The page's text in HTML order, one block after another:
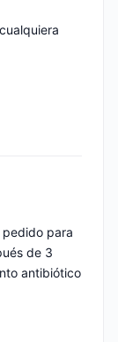
para
de 3
antibiótico